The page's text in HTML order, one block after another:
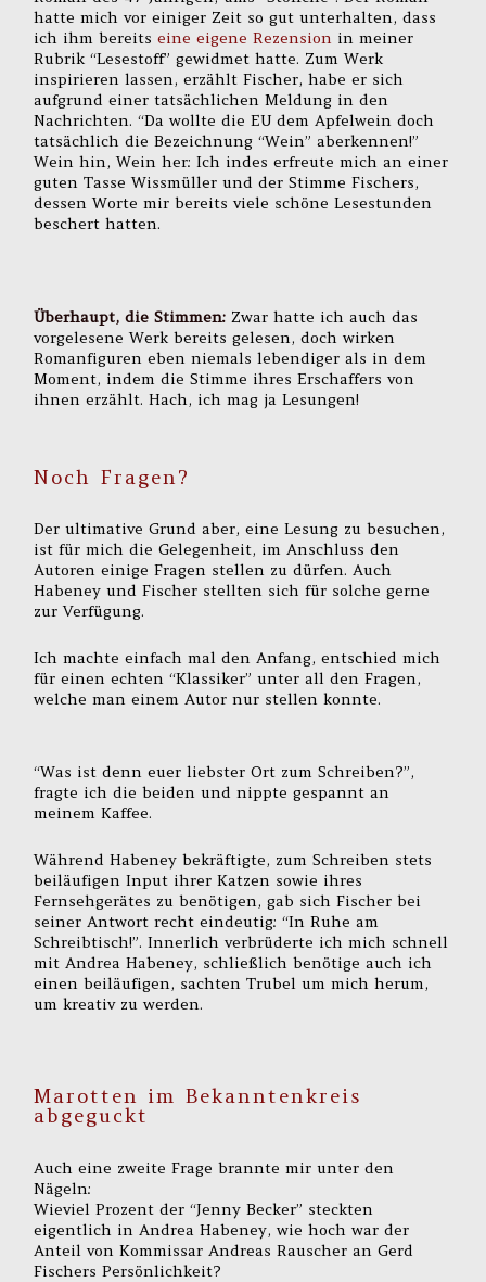
hatte mich vor einiger Zeit so gut unterhalten, dass
ich ihm bereitseine eigene Rezension in meiner
Rubrik “Lesestoff” gewidmet hatte. Zum Werk
inspirieren lassen, erzählt Fischer, habe er sich
aufgrund einer tatsächlichen Meldung in den
Nachrichten. “Da wollte die EU dem Apfelwein doch
tatsächlich die Bezeichnung “Wein” aberkennen!”
Wein hin, Wein her: Ich indes erfreute mich an einer
guten Tasse Wissmüller und der Stimme Fischers,
dessen Worte mir bereits viele schöne Lesestunden
beschert hatten.
Überhaupt, die Stimmen: Zwar hatte ich auch das
vorgelesene Werk bereits gelesen, doch wirken
Romanfiguren eben niemals lebendiger als in dem
Moment, indem die Stimme ihres Erschaffers von
ihnen erzählt. Hach, ich mag ja Lesungen!
Noch Fragen?
Der ultimative Grund aber, eine Lesung zu besuchen,
ist für mich die Gelegenheit, im Anschluss den
Autoren einige Fragen stellen zu dürfen. Auch
Habeney und Fischer stellten sich für solche gerne
zur Verfügung.
Ich machte einfach mal den Anfang, entschied mich
für einen echten “Klassiker” unter all den Fragen,
welche man einem Autor nur stellen konnte.
“Was ist denn euer liebster Ort zum Schreiben?”,
fragte ich die beiden und nippte gespannt an
meinem Kaffee.
Während Habeney bekräftigte, zum Schreiben stets
beiläufigen Input ihrer Katzen sowie ihres
Fernsehgerätes zu benötigen, gab sich Fischer bei
seiner Antwort recht eindeutig: “In Ruhe am
Schreibtisch!”. Innerlich verbrüderte ich mich schnell
mit Andrea Habeney, schließlich benötige auch ich
einen beiläufigen, sachten Trubel um mich herum,
um kreativ zu werden.
Marotten im Bekanntenkreis
abgeguckt
Auch eine zweite Frage brannte mir unter den
Nägeln:
Wieviel Prozent der “Jenny Becker” steckten
eigentlich in Andrea Habeney, wie hoch war der
Anteil von Kommissar Andreas Rauscher an Gerd
Fischers Persönlichkeit?